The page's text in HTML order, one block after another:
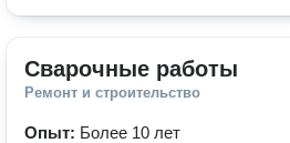
Сварочные работы
Ремонт и строительство
Опыт: Более 10 лет